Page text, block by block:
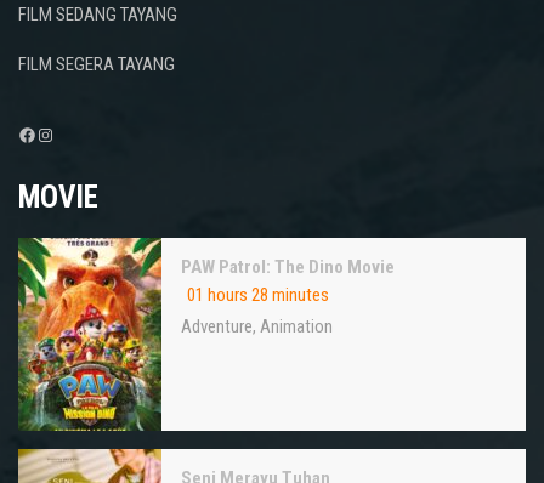
FILM SEDANG TAYANG
FILM SEGERA TAYANG
Facebook
Instagram
MOVIE
PAW Patrol: The Dino Movie
01 hours 28 minutes
Adventure, Animation
Seni Merayu Tuhan